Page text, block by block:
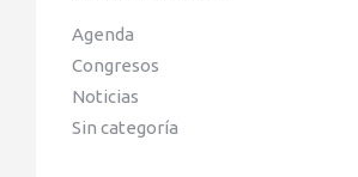
Agenda
Congresos
Noticias
Sin categoría